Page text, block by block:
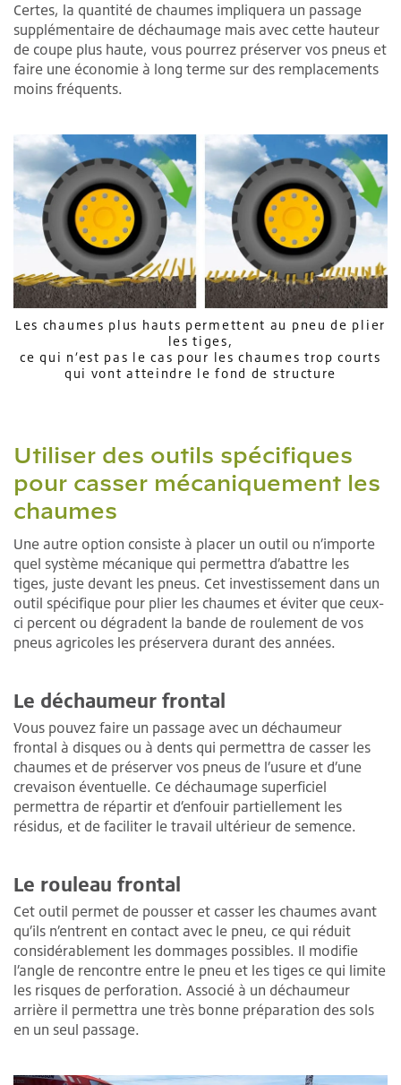
Certes, la quantité de chaumes impliquera un passage
supplémentaire de déchaumage mais avec cette hauteur
de coupe plus haute, vous pourrez préserver vos pneus et
faire une économie à long terme sur des remplacements
moins fréquents.
Les chaumes plus hauts permettent au pneu de plier
les tiges,
ce qui n’est pas le cas pour les chaumes trop courts
qui vont atteindre le fond de structure
Utiliser des outils spécifiques
pour casser mécaniquement les
chaumes
Une autre option consiste à placer un outil ou n’importe
quel système mécanique qui permettra d’abattre les
tiges, juste devant les pneus. Cet investissement dans un
outil spécifique pour plier les chaumes et éviter que ceux-
ci percent ou dégradent la bande de roulement de vos
pneus agricoles les préservera durant des années.
Le déchaumeur frontal
Vous pouvez faire un passage avec un déchaumeur
frontal à disques ou à dents qui permettra de casser les
chaumes et de préserver vos pneus de l’usure et d’une
crevaison éventuelle. Ce déchaumage superficiel
permettra de répartir et d’enfouir partiellement les
résidus, et de faciliter le travail ultérieur de semence.
Le rouleau frontal
Cet outil permet de pousser et casser les chaumes avant
qu’ils n’entrent en contact avec le pneu, ce qui réduit
considérablement les dommages possibles. Il modifie
l’angle de rencontre entre le pneu et les tiges ce qui limite
les risques de perforation. Associé à un déchaumeur
arrière il permettra une très bonne préparation des sols
en un seul passage.